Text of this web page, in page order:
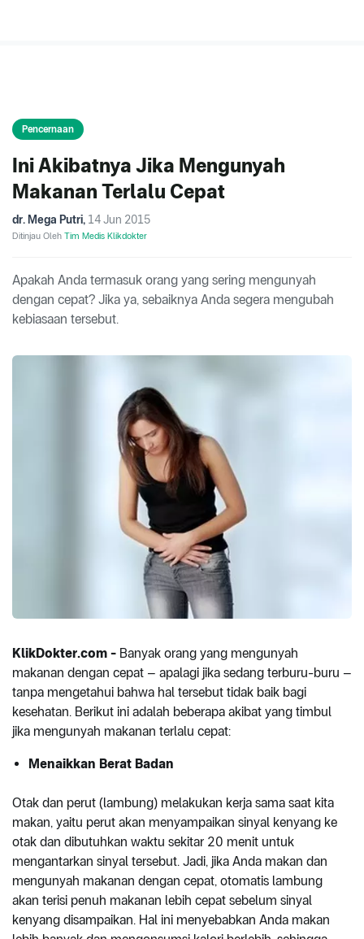
Pencernaan
Ini Akibatnya Jika Mengunyah
Makanan Terlalu Cepat
dr. Mega Putri, 14 Jun 2015
Ditinjau Oleh Tim Medis Klikdokter
Apakah Anda termasuk orang yang sering mengunyah
dengan cepat? Jika ya, sebaiknya Anda segera mengubah
kebiasaan tersebut.
KlikDokter.com - Banyak orang yang mengunyah
makanan dengan cepat – apalagi jika sedang terburu-buru –
tanpa mengetahui bahwa hal tersebut tidak baik bagi
kesehatan. Berikut ini adalah beberapa akibat yang timbul
jika mengunyah makanan terlalu cepat:
Menaikkan Berat Badan
Otak dan perut (lambung) melakukan kerja sama saat kita
makan, yaitu perut akan menyampaikan sinyal kenyang ke
otak dan dibutuhkan waktu sekitar 20 menit untuk
mengantarkan sinyal tersebut. Jadi, jika Anda makan dan
mengunyah makanan dengan cepat, otomatis lambung
akan terisi penuh makanan lebih cepat sebelum sinyal
kenyang disampaikan. Hal ini menyebabkan Anda makan